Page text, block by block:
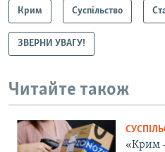
Крим Суспільство
ЗВЕРНИ УВАГУ!
Читайте також
«Крим